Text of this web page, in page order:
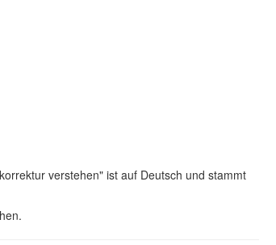
verstehen" ist auf Deutsch und stammt